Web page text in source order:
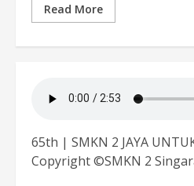
Read More
65th | SMKN 2 JAYA
Copyright ©SMKN 2